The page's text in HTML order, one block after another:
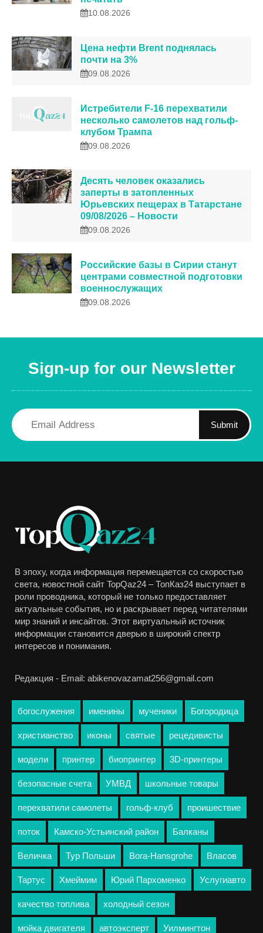
10.08.2026
Цена нефти Brent поднялась
почти на 3%
09.08.2026
Истребители F-16 перехватили
несколько самолетов над гольф-
клубом Трампа
09.08.2026
Десять человек оказались
заперты в затопленных
Юрьевских пещерах в Татарстане
09/08/2026 – Новости
09.08.2026
Российские базы в Сирии станут
центрами совместной подготовки
военнослужащих
09.08.2026
Sign-up for our Newsletter
Submit
В эпоху, когда информация перемещается со скоростью
света, новостной сайт TopQaz24 – ТопКаз24 выступает в
роли проводника, который не только предоставляет
актуальные события, но и раскрывает перед читателями
мир знаний и инсайтов. Этот виртуальный источник
информации становится дверью в широкий спектр
интересов и понимания.
Редакция - Email: abikenovazamat256@gmail.com
богослужения именины мученики Богородица
христианство иконы святые рецедивисты
модели принтер биопринтер 3D-принтеры
безопасные счета УМВД школьные товары
перехватили самолеты гольф-клуб проишествие
поток Камско-Устьинский район Балканы
Величка Тур Польши Bora-Hansgrohe Власов
Тартус Хмеймим Юрий Пархоменко Услугиавто
качество топлива холодный сезон
мойка двигателя автоэксперт Уилмингтон